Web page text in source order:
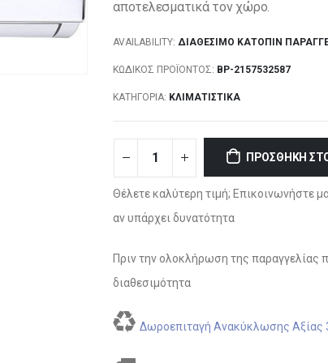
αποτελεσματικά τον χώρο.
AVAILABILITY: ΔΙΑΘΈΣΙΜΟ ΚΑΤΌΠΙΝ
ΚΩΔΙΚΌΣ ΠΡΟΪΌΝΤΟΣ: BP-2157532587
ΚΑΤΗΓΟΡΊΑ: ΚΛΙΜΑΤΙΣΤΙΚΆ
ΠΡΟΣΘΉΚΗ
Θέλετε καλύτερη τιμή; Επικοινωνήστε
αν υπάρχει δυνατότητα
Πριν την ολοκλήρωση της παραγγελίας
διαθεσιμότητα
Δωροεπιταγή Ανακύκλωσης Αξίας